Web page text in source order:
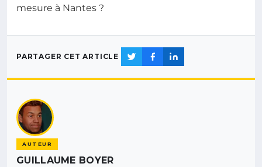
mesure à Nantes ?
PARTAGER CET ARTICLE
AUTEUR
GUILLAUME BOYER